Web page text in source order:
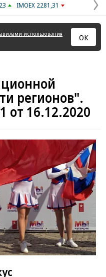
IMOEX 2281,31
использования
ОК
регионов".
16.12.2020